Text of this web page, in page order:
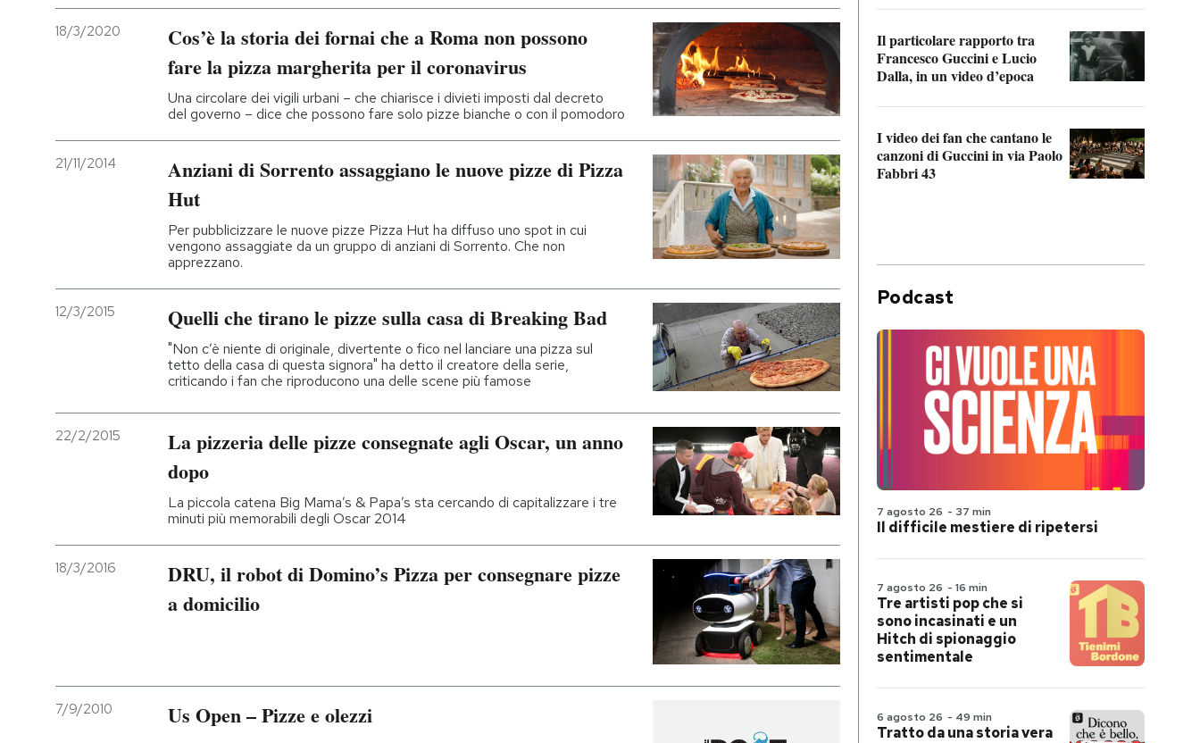
18/3/2020
Cos’è la storia dei fornai che a Roma non possono
fare la pizza margherita per il coronavirus
Una circolare dei vigili urbani – che chiarisce i divieti imposti dal decreto
del governo – dice che possono fare solo pizze bianche o con il pomodoro
21/11/2014
Anziani di Sorrento assaggiano le nuove pizze di Pizza
Hut
Per pubblicizzare le nuove pizze Pizza Hut ha diffuso uno spot in cui
vengono assaggiate da un gruppo di anziani di Sorrento. Che non
apprezzano.
12/3/2015 Quelli che tirano le pizze sulla casa di Breaking Bad
"Non c’è niente di originale, divertente o fico nel lanciare una pizza sul
tetto della casa di questa signora" ha detto il creatore della serie,
criticando i fan che riproducono una delle scene più famose
22/2/2015
La pizzeria delle pizze consegnate agli Oscar, un anno
dopo
La piccola catena Big Mama’s & Papa’s sta cercando di capitalizzare i tre
minuti più memorabili degli Oscar 2014
18/3/2016
DRU, il robot di Domino’s Pizza per consegnare pizze
a domicilio
7/9/2010 Us Open – Pizze e olezzi
Il particolare rapporto tra
Francesco Guccini e Lucio
Dalla, in un video d’epoca
I video dei fan che cantano le
canzoni di Guccini in via Paolo
Fabbri 43
Podcast
7 agosto 26 - 37 min
Il difficile mestiere di ripetersi
7 agosto 26 - 16 min
Tre artisti pop che si
sono incasinati e un
Hitch di spionaggio
sentimentale
6 agosto 26 - 49 min
Tratto da una storia vera